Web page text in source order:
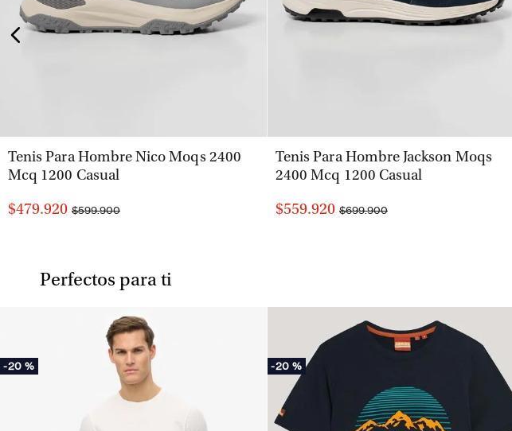
VISTA RÁPIDA
Tenis Para Hombre Nico Moqs 2400
Mcq 1200 Casual
$479.920 $599.900
VISTA RÁPIDA
Tenis Para Hombre Jackson Moqs
2400 Mcq 1200 Casual
$559.920 $699.900
Perfectos para ti
-20 % -20 %